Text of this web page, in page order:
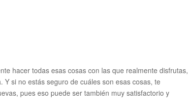
hacer todas esas cosas con las que realmente disfrutas,
si no estás seguro de cuáles son esas cosas, te
pues eso puede ser también muy satisfactorio y